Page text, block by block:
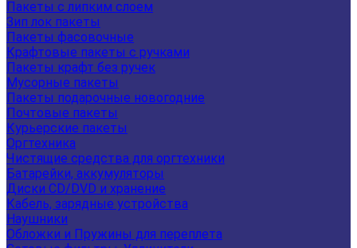
Пакеты с липким слоем
Зип лок пакеты
Пакеты фасовочные
Крафтовые пакеты с ручками
Пакеты крафт без ручек
Мусорные пакеты
Пакеты подарочные новогодние
Почтовые пакеты
Курьерские пакеты
Оргтехника
Чистящие средства для оргтехники
Батарейки, аккумуляторы
Диски CD/DVD и хранение
Кабель, зарядные устройства
Наушники
Обложки и Пружины для переплета